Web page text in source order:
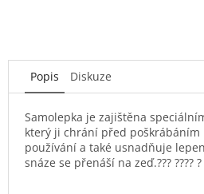
Popis Diskuze
Samolepka je zajištěna
který ji chrání před
používání a také usnadňuje
snáze se přenáší na zeď.??? ???? ?